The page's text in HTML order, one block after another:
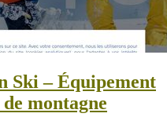
Ski – Équipement
montagne